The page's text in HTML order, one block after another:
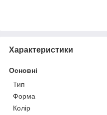
Характеристики
Основні
Тип
Форма
Колір